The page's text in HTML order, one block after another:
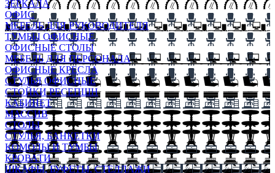
ЗЕРКАЛА
ОФИС
МЕБЕЛЬ ДЛЯ РУКОВОДИТЕЛЯ
ТУМБЫ ОФИСНЫЕ
ОФИСНЫЕ СТОЛЫ
МЕБЕЛЬ ДЛЯ ПЕРСОНАЛА
ОФИСНЫЕ КРЕСЛА
СТУЛЬЯ ОФИСНЫЕ
СТОЙКИ РЕСЕПШН
КАБИНЕТ
МАССИВ
СТОЛЫ
СТУЛЬЯ, БАНКЕТКИ
КОМОДЫ И ТУМБЫ
КРОВАТИ
ШКАФЫ, БУФЕТЫ, СТЕЛЛАЖИ